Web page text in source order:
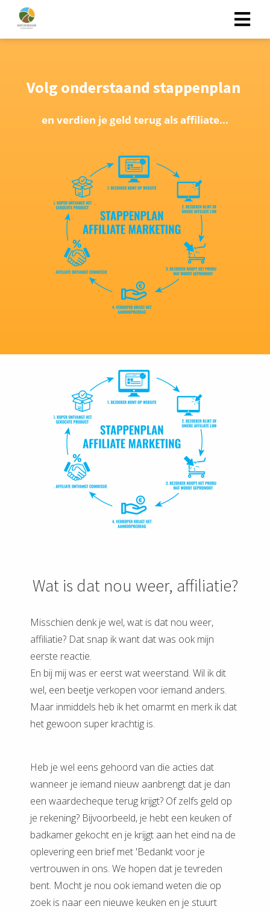
Volg onderstaand stappenplan
en verdien je geld terug als affiliate...
Wat is dat nou weer, affiliatie?
Misschien denk je wel, wat is dat nou weer,
affiliatie? Dat snap ik want dat was ook mijn
eerste reactie.
En bij mij was er eerst wat weerstand. Wil ik dit
wel, een beetje verkopen voor iemand anders.
Maar inmiddels heb ik het omarmt en merk ik dat
het gewoon super krachtig is.
Heb je wel eens gehoord van die acties dat
wanneer je iemand nieuw aanbrengt dat je dan
een waardecheque terug krijgt? Of zelfs geld op
je rekening? Bijvoorbeeld, je hebt een keuken of
badkamer gekocht en je krijgt aan het eind na de
oplevering een brief met 'Bedankt voor je
vertrouwen in ons. We hopen dat je tevreden
bent. Mocht je nou ook iemand weten die op
zoek is naar een nieuwe keuken en je stuurt